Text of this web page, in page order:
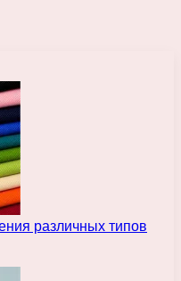
различных типов